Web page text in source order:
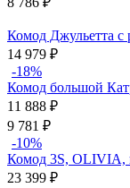
Комод Джульетта
14 979 ₽
-18%
Комод большой
11 888 ₽
9 781 ₽
-10%
Комод 3S, OLIVIA,
23 399 ₽